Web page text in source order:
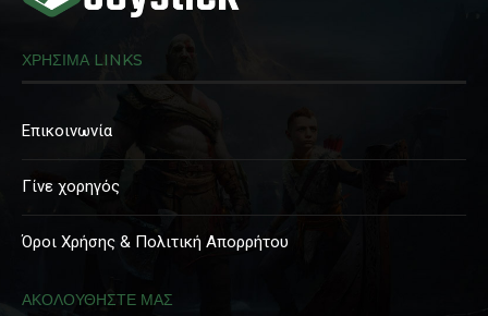
ΧΡΗΣΙΜΑ LINKS
Επικοινωνία
Γίνε χορηγός
Όροι Χρήσης & Πολιτική Απορρήτου
ΑΚΟΛΟΥΘΗΣΤΕ ΜΑΣ